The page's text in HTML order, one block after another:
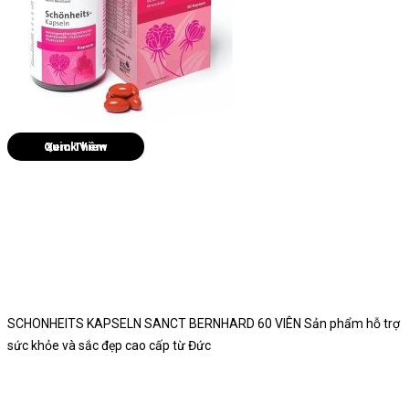
Quick View
SCHONHEITS KAPSELN SANCT BERNHARD 60 VIÊN Sản phẩm hỗ trợ
sức khỏe và sắc đẹp cao cấp từ Đức